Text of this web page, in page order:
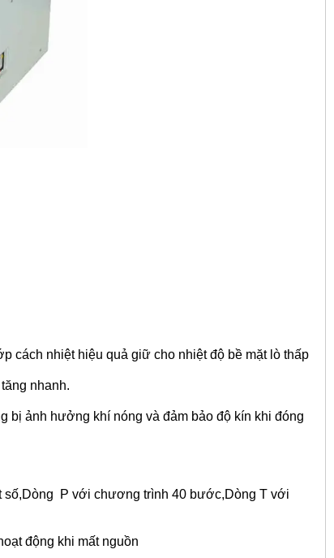
cách nhiệt hiệu quả giữ cho nhiệt độ bề mặt lò thấp
nhanh.
ảnh hưởng khí nóng và đảm bảo độ kín khi đóng
số,Dòng P với chương trình 40 bước,Dòng T với
động khi mất nguồn